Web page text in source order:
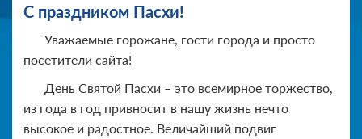
С праздником Пасхи!
Уважаемые горожане, гости города и просто
посетители сайта!
День Святой Пасхи – это всемирное торжество,
из года в год привносит в нашу жизнь нечто
высокое и радостное. Величайший подвиг